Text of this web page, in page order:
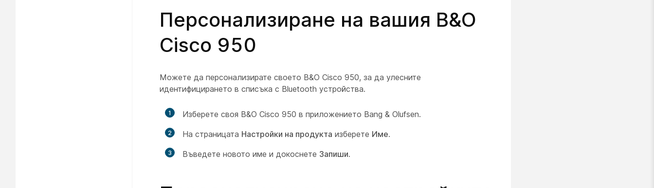
Персонализиране на вашия B&O
Cisco 950
Можете да персонализирате своето B&O Cisco 950, за да улесните
идентифицирането в списъка с Bluetooth устройства.
1 Изберете своя B&O Cisco 950 в приложението Bang & Olufsen.
2 На страницата Настройки на продукта изберете Име.
3 Въведете новото име и докоснете Запиши.